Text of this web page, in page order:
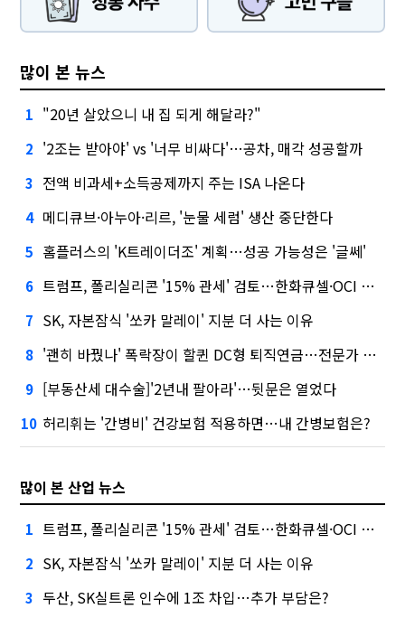
많이 본 뉴스
1 "20년 살았으니 내 집 되게 해달라?"
2 '2조는 받아야' vs '너무 비싸다'…공차, 매각 성공할까
3 전액 비과세+소득공제까지 주는 ISA 나온다
4 메디큐브·아누아·리르, '눈물 세럼' 생산 중단한다
5 홈플러스의 'K트레이더조' 계획…성공 가능성은 '글쎄'
6 트럼프, 폴리실리콘 '15% 관세' 검토…한화큐셀·OCI 영향은?
7 SK, 자본잠식 '쏘카 말레이' 지분 더 사는 이유
8 '괜히 바꿨나' 폭락장이 할퀸 DC형 퇴직연금…전문가 조언은
9 [부동산세 대수술]'2년내 팔아라'…뒷문은 열었다
10 허리휘는 '간병비' 건강보험 적용하면…내 간병보험은?
많이 본 산업 뉴스
1 트럼프, 폴리실리콘 '15% 관세' 검토…한화큐셀·OCI 영향은?
2 SK, 자본잠식 '쏘카 말레이' 지분 더 사는 이유
3 두산, SK실트론 인수에 1조 차입…추가 부담은?